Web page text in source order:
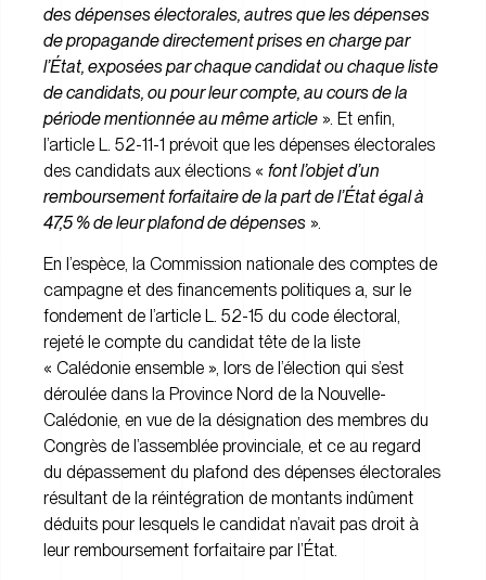
des dépenses électorales, autres que les dépenses
de propagande directement prises en charge par
l’État, exposées par chaque candidat ou chaque liste
de candidats, ou pour leur compte, au cours de la
période mentionnée au même article ». Et enfin,
l’article L. 52-11-1 prévoit que les dépenses électorales
des candidats aux élections « font l’objet d’un
remboursement forfaitaire de la part de l’État égal à
47,5 % de leur plafond de dépenses ».
En l’espèce, la Commission nationale des comptes de
campagne et des financements politiques a, sur le
fondement de l’article L. 52-15 du code électoral,
rejeté le compte du candidat tête de la liste
« Calédonie ensemble », lors de l’élection qui s’est
déroulée dans la Province Nord de la Nouvelle-
Calédonie, en vue de la désignation des membres du
Congrès de l’assemblée provinciale, et ce au regard
du dépassement du plafond des dépenses électorales
résultant de la réintégration de montants indûment
déduits pour lesquels le candidat n’avait pas droit à
leur remboursement forfaitaire par l’État.